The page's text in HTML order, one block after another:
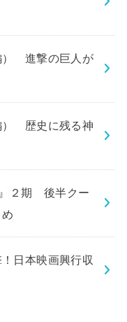
） 進撃の巨人が
） 歴史に残る神
２期 後半クー
日本映画興行収